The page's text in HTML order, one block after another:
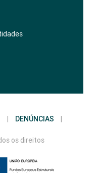
DENÚNCIAS
os direitos